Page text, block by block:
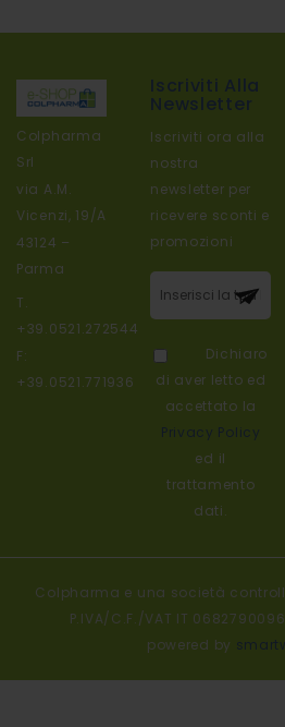
Colpharma
Srl
via A.M.
Vicenzi, 19/A
43124 –
Parma
T.
+39.0521.272544
F:
+39.0521.771936
Iscriviti ora alla
nostra
newsletter per
ricevere sconti e
promozioni
nostra
Dichiaro
di aver letto ed
accettato la
ed il
trattamento
dati.
Colpharma e una società
P.IVA/C.F./VAT IT
powered by